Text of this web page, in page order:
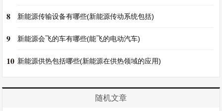
8 新能源传输设备有哪些(新能源传动系统包括)
9 新能源会飞的车有哪些(能飞的电动汽车)
10 新能源供热包括哪些(新能源在供热领域的应用)
随机文章